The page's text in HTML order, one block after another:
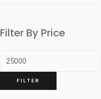
Filter By Price
FILTER